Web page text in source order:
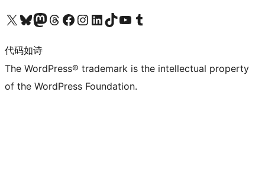
关注我们的 X（原 Twitter）账号访问我们的 Bluesky 账号关注我们的 Mastodon 账号访问我们的 Threads 账号 访问我们的 Facebook 公共主页关注我们的 Instagram 账号 关注我们的 LinkedIn 主页访问我们的 TikTok 账号访问我们的 YouTube 频道 访问我们的 Tumblr 账号
代码如诗
The WordPress® trademark is the intellectual property
of the WordPress Foundation.